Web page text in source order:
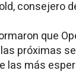
consejero
que
próximas
las más